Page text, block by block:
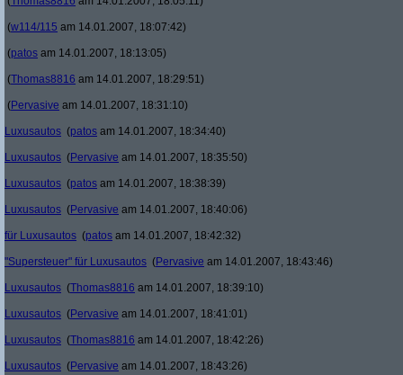
(w114/115 am 14.01.2007, 18:07:42)
(patos am 14.01.2007, 18:13:05)
(Thomas8816 am 14.01.2007, 18:29:51)
(Pervasive am 14.01.2007, 18:31:10)
Luxusautos (patos am 14.01.2007, 18:34:40)
Luxusautos (Pervasive am 14.01.2007, 18:35:50)
Luxusautos (patos am 14.01.2007, 18:38:39)
Luxusautos (Pervasive am 14.01.2007, 18:40:06)
für Luxusautos (patos am 14.01.2007, 18:42:32)
"Supersteuer" für Luxusautos (Pervasive am 14.01.2007, 18:43:46)
Luxusautos (Thomas8816 am 14.01.2007, 18:39:10)
Luxusautos (Pervasive am 14.01.2007, 18:41:01)
Luxusautos (Thomas8816 am 14.01.2007, 18:42:26)
Luxusautos (Pervasive am 14.01.2007, 18:43:26)